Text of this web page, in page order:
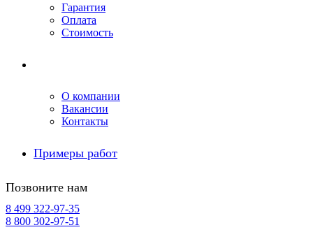
Гарантия
Оплата
Стоимость
О компании
Вакансии
Контакты
Примеры работ
Позвоните нам
8 499 322-97-35
8 800 302-97-51